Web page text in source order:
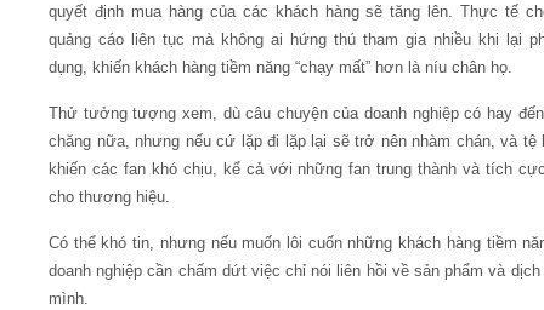
quyết định mua hàng của các khách hàng sẽ tăng lên. Thực tế
quảng cáo liên tục mà không ai hứng thú tham gia nhiều khi lại
dụng, khiến khách hàng tiềm năng “chạy mất” hơn là níu chân họ.
Thử tưởng tượng xem, dù câu chuyện của doanh nghiệp có hay
chăng nữa, nhưng nếu cứ lặp đi lặp lại sẽ trở nên nhàm chán, và tệ
khiến các fan khó chịu, kể cả với những fan trung thành và tích
cho thương hiệu.
Có thể khó tin, nhưng nếu muốn lôi cuốn những khách hàng tiềm
doanh nghiệp cần chấm dứt việc chỉ nói liên hồi về sản phẩm và
mình.